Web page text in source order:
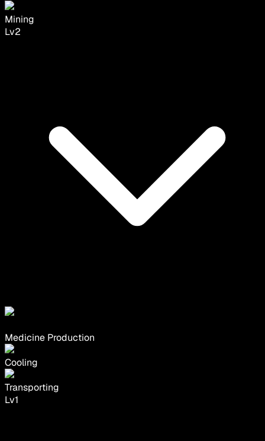
Mining
Lv2
Medicine Production
Cooling
Transporting
Lv1